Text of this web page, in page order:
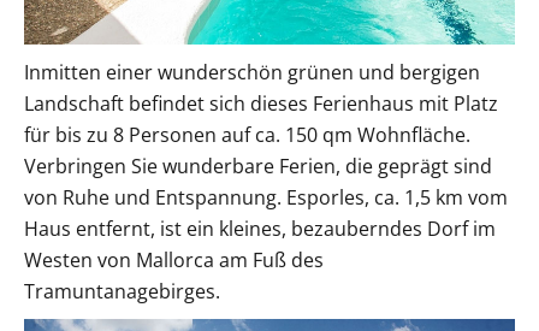
Inmitten einer wunderschön grünen und bergigen
Landschaft befindet sich dieses Ferienhaus mit Platz
für bis zu 8 Personen auf ca. 150 qm Wohnfläche.
Verbringen Sie wunderbare Ferien, die geprägt sind
von Ruhe und Entspannung. Esporles, ca. 1,5 km vom
Haus entfernt, ist ein kleines, bezauberndes Dorf im
Westen von Mallorca am Fuß des
Tramuntanagebirges.